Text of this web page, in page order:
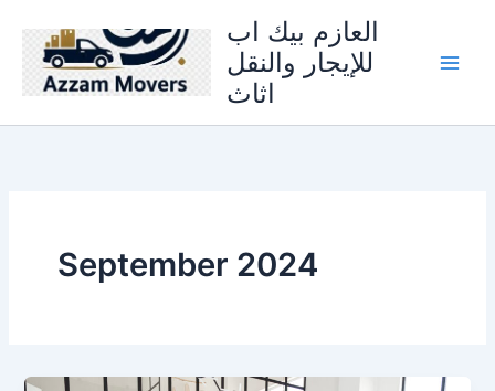
content
العازم بيك اب
للإيجار والنقل
اثاث
September 2024